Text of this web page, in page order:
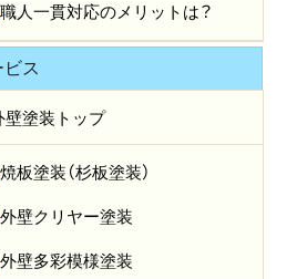
職人一貫対応のメリットは？​
ス
壁塗装トップ
焼板塗装（杉板塗装）
外壁クリヤー塗装
外壁多彩模様塗装